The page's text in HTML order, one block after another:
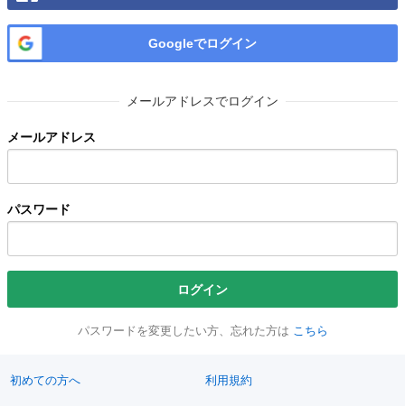
Googleでログイン
メールアドレスでログイン
メールアドレス
パスワード
ログイン
パスワードを変更したい方、忘れた方は こちら
初めての方へ 利用規約